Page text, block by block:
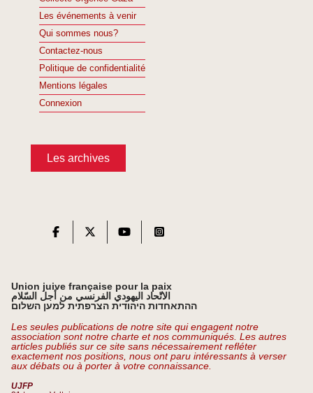
Les événements à venir
Qui sommes nous?
Contactez-nous
Politique de confidentialité
Mentions légales
Connexion
Les archives
Union juive française pour la paix
الاتّحاد اليهودي الفرنسي من أجل السّلام
ההתאחדות היהודית הצרפתית למען השלום
Les seules publications de notre site qui engagent notre
association sont notre charte et nos communiqués. Les autres
articles publiés sur ce site sans nécessairement refléter
exactement nos positions, nous ont paru intéressants à verser
aux débats ou à porter à votre connaissance.
UJFP